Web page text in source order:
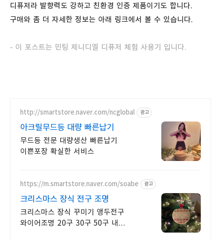
디퓨저라 발향력도 강하고 친환경 인증 제품이기도 합니다.
구매와 좀 더 자세한 정보는 아래 링크에서 볼 수 있습니다.
- 이 포스트는 민팅 제니디엘 디퓨저 체험 사용기 입니다.
http://smartstore.naver.com/ncglobal 광고
아크릴무드등 대량 빠른납기
무드등 전문 대량생산 빠른납기
이쁜포장 확실한 서비스
https://m.smartstore.naver.com/soabe 광고
크리스마스 장식 전구 조명
크리스마스 장식 꾸미기 앵두전구
와이어조명 20구 30구 50구 내